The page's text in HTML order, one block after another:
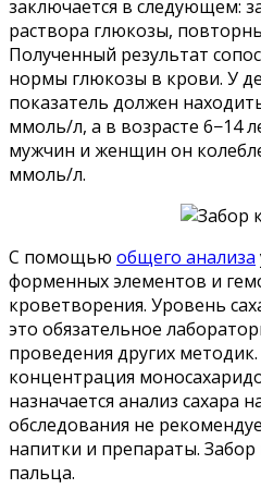
заключается в следующем:
раствора глюкозы,
Полученный результат
нормы глюкозы в крови. У
показатель должен
ммоль/л, а в возрасте 6−14
мужчин и женщин он
ммоль/л.
С помощью общего анализа
форменных элементов и
кроветворения. Уровень
это обязательное
проведения других
концентрация
назначается анализ сахара
обследования не
напитки и препараты. Забор
пальца.